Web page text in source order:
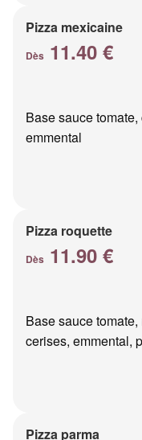
Pizza mexicaine
Dès 11.40 €
Base sauce
emmental
Pizza roquette
Dès 11.90 €
Base sauce
cerises, emmental,
Pizza parma